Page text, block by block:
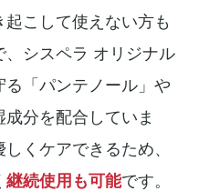
こして使えない方も
シスペラ オリジナル
る「パンテノール」や
成分を配合していま
くケアできるため、
継続使用も可能です。